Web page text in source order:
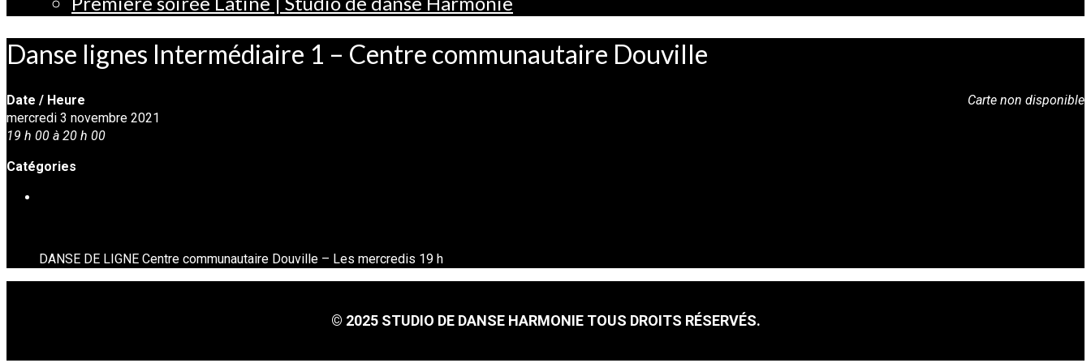
Danse lignes Intermédiaire 1 – Centre communautaire Douville
Carte non disponible
Date / Heure
mercredi 3 novembre 2021
19 h 00 à 20 h 00
Catégories
DANSE DE LIGNE Centre communautaire Douville – Les mercredis 19 h
© 2025 STUDIO DE DANSE HARMONIE TOUS DROITS RÉSERVÉS.